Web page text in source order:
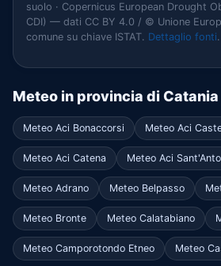
suolo · Copernicus European Drought
CDI) — dati CC BY 4.0 / © Unione
comune su chiave ISTAT. Dettaglio fonti.
Meteo in provincia di Catania
Meteo Aci Bonaccorsi Meteo Aci
Meteo Aci Catena Meteo Aci
Meteo Adrano Meteo Belpasso
Meteo Bronte Meteo Calatabiano
Meteo Camporotondo Etneo Meteo